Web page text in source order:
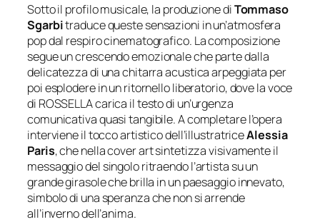
Sotto il profilo musicale, la produzione diTommaso
Sgarbitraduce queste sensazioni in un’atmosfera
pop dal respiro cinematografico. La composizione
segue un crescendo emozionale che parte dalla
delicatezza di una chitarra acustica arpeggiata per
poi esplodere in un ritornello liberatorio, dove la voce
di ROSSELLA carica il testo di un’urgenza
comunicativa quasi tangibile. A completare l’opera
interviene il tocco artistico dell’illustratriceAlessia
Paris, che nella cover art sintetizza visivamente il
messaggio del singolo ritraendo l’artista su un
grande girasole che brilla in un paesaggio innevato,
simbolo di una speranza che non si arrende
all’inverno dell’anima.